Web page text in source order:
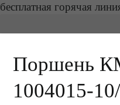
бесплатная горячая
Поршень
1004015-